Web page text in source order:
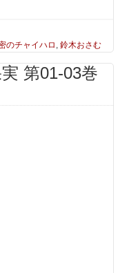
のチャイハロ ,鈴木おさむ
第01-03巻